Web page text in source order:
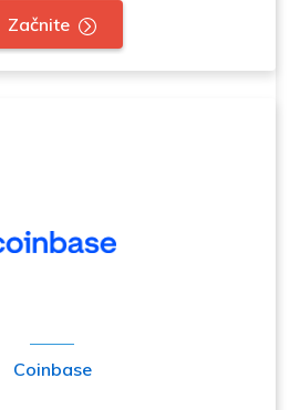
Začnite
Coinbase